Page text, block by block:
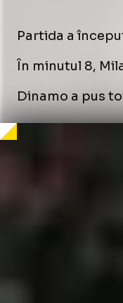
Partida a
În minutul 8,
Dinamo a pus